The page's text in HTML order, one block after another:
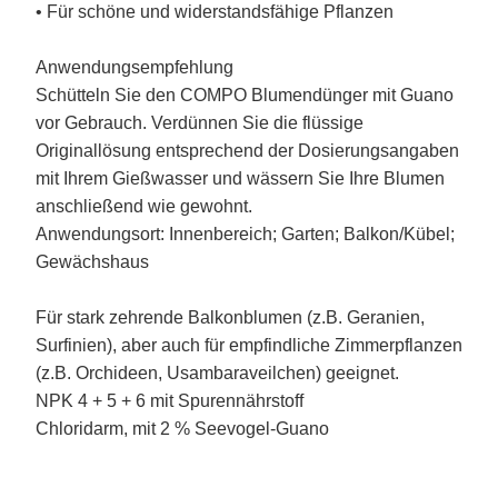
• Für schöne und widerstandsfähige Pflanzen
Anwendungsempfehlung
Schütteln Sie den COMPO Blumendünger mit Guano
vor Gebrauch. Verdünnen Sie die flüssige
Originallösung entsprechend der Dosierungsangaben
mit Ihrem Gießwasser und wässern Sie Ihre Blumen
anschließend wie gewohnt.
Anwendungsort: Innenbereich; Garten; Balkon/Kübel;
Gewächshaus
Für stark zehrende Balkonblumen (z.B. Geranien,
Surfinien), aber auch für empfindliche Zimmerpflanzen
(z.B. Orchideen, Usambaraveilchen) geeignet.
NPK 4 + 5 + 6 mit Spurennährstoff
Chloridarm, mit 2 % Seevogel-Guano